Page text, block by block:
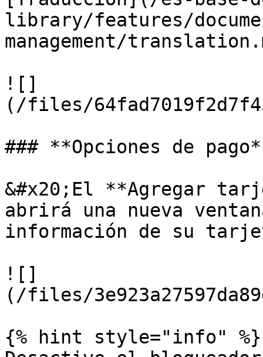
library/features/
management/
![]
(/files/
### **Opciones de
&#x20;El **Agregar
abrirá una nueva
información de su
![]
(/files/
{% hint style="info" %}